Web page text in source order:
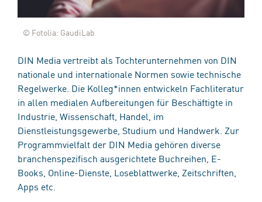
© Fotolia: GaudiLab
DIN Media vertreibt als Tochterunternehmen von DIN
nationale und internationale Normen sowie technische
Regelwerke. Die Kolleg*innen entwickeln Fachliteratur
in allen medialen Aufbereitungen für Beschäftigte in
Industrie, Wissenschaft, Handel, im
Dienstleistungsgewerbe, Studium und Handwerk. Zur
Programmvielfalt der DIN Media gehören diverse
branchenspezifisch ausgerichtete Buchreihen, E-
Books, Online-Dienste, Loseblattwerke, Zeitschriften,
Apps etc.